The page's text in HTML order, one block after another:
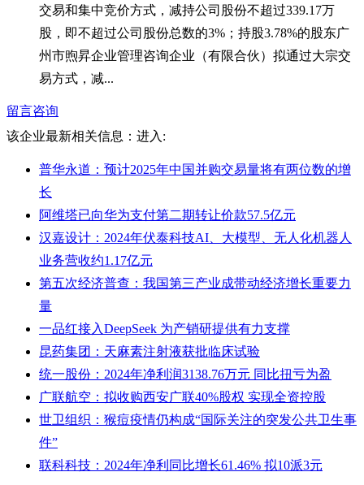
交易和集中竞价方式，减持公司股份不超过339.17万
股，即不超过公司股份总数的3%；持股3.78%的股东广
州市煦昇企业管理咨询企业（有限合伙）拟通过大宗交
易方式，减...
留言咨询
该企业最新相关信息： 进入:
普华永道：预计2025年中国并购交易量将有两位数的增
长
阿维塔已向华为支付第二期转让价款57.5亿元
汉嘉设计：2024年伏泰科技AI、大模型、无人化机器人
业务营收约1.17亿元
第五次经济普查：我国第三产业成带动经济增长重要力
量
一品红接入DeepSeek 为产销研提供有力支撑
昆药集团：天麻素注射液获批临床试验
统一股份：2024年净利润3138.76万元 同比扭亏为盈
广联航空：拟收购西安广联40%股权 实现全资控股
世卫组织：猴痘疫情仍构成“国际关注的突发公共卫生事
件”
联科科技：2024年净利同比增长61.46% 拟10派3元